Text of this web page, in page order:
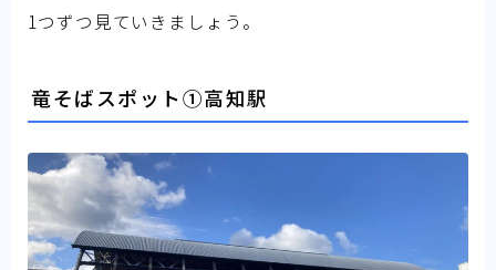
1つずつ見ていきましょう。
竜そばスポット①高知駅